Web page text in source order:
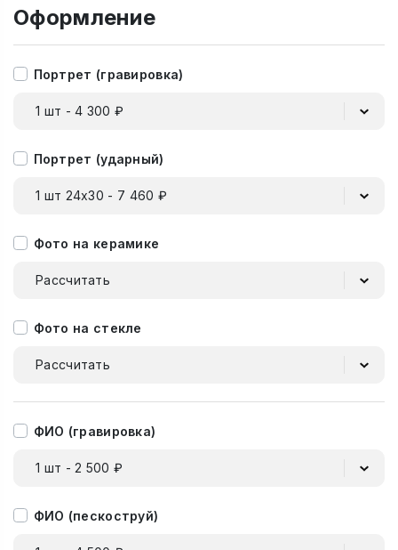
Оформление
Портрет (гравировка)
1 шт - 4 300 ₽
Портрет (ударный)
1 шт 24х30 - 7 460 ₽
Фото на керамике
Рассчитать
Фото на стекле
Рассчитать
ФИО (гравировка)
1 шт - 2 500 ₽
ФИО (пескоструй)